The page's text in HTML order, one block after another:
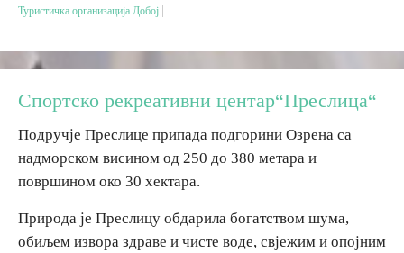
Манифестације
Мултимедија
Туристичка организација Добој
Спортско рекреативни центар“Преслица“
Подручје Преслице припада подгорини Озрена са
надморском висином од 250 до 380 метара и
површином око 30 хектара.
Природа је Преслицу обдарила богатством шума,
обиљем извора здраве и чисте воде, свјежим и опојним